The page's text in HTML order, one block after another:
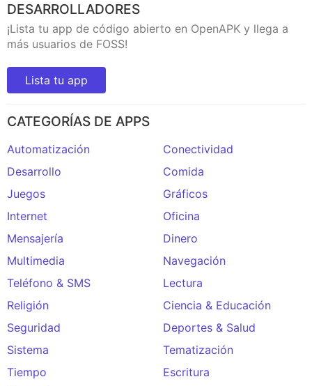
DESARROLLADORES
¡Lista tu app de código abierto en OpenAPK y llega a
más usuarios de FOSS!
Lista tu app
CATEGORÍAS DE APPS
Automatización
Conectividad
Desarrollo
Comida
Juegos
Gráficos
Internet
Oficina
Mensajería
Dinero
Multimedia
Navegación
Teléfono & SMS
Lectura
Religión
Ciencia & Educación
Seguridad
Deportes & Salud
Sistema
Tematización
Tiempo
Escritura